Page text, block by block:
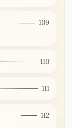
109
110
111
112